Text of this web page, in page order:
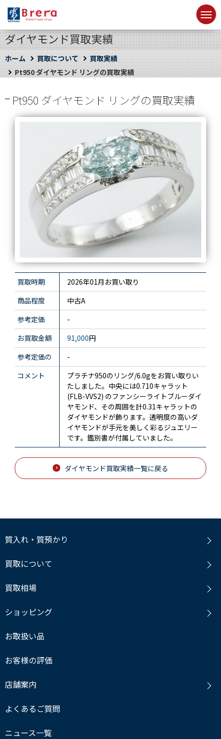
ダイヤモンド買取実績
ホーム 買取について
買取実績
Pt950 ダイヤモンド リングの買取実績
Pt950 ダイヤモンド リングの買取実績
買取時期
2026年01月お買い取り
商品程度
中古A
参考定価
-
お買取金額
91,000円
参考定価の
-
コメント
プラチナ950のリング/6.0gをお買い取りい
たしました。中央には0.710キャラット
(FLB-VVS2) のファンシーライトブルーダイ
ヤモンド、その周囲を計0.31キャラットの
ダイヤモンドが飾ります。透明度の高いダ
イヤモンドが手元を美しく彩るジュエリー
です。鑑別書が付属していました。
ダイヤモンド買取実績一覧に戻る
質入れ・質預かり
買取について
買取相場
ショッピング
お取扱い品
お客様の評価
店舗案内
よくあるご質問
ニュース一覧